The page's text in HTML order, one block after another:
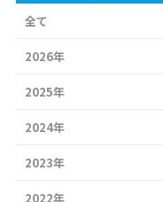
全て
2026年
2025年
2024年
2023年
2022年